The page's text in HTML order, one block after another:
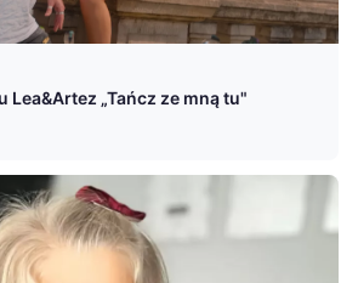
Lea&Artez „Tańcz ze mną tu"